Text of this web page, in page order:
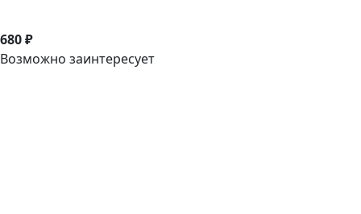
680 ₽
Возможно заинтересует